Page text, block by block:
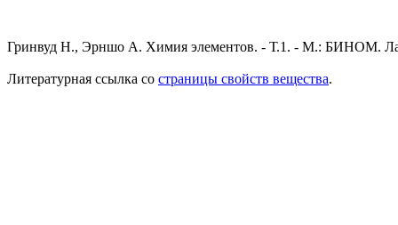
Гринвуд Н., Эрншо А. Химия элементов. - Т.1. - М.: БИНОМ.
Литературная ссылка со страницы свойств вещества.